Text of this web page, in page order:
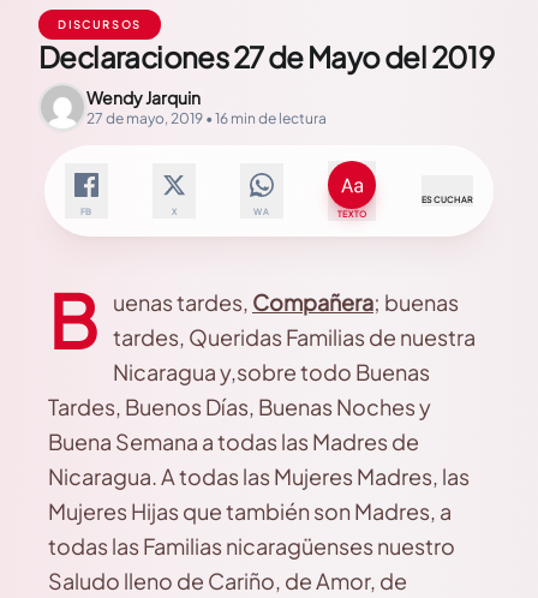
DISCURSOS
Declaraciones 27 de Mayo del 2019
Wendy Jarquin
27 de mayo, 2019 • 16 min de lectura
FB X WA TEXTO
ESCUCHAR
B uenas tardes, Compañera; buenas
tardes, Queridas Familias de nuestra
Nicaragua y,sobre todo Buenas
Tardes, Buenos Días, Buenas Noches y
Buena Semana a todas las Madres de
Nicaragua. A todas las Mujeres Madres, las
Mujeres Hijas que también son Madres, a
todas las Familias nicaragüenses nuestro
Saludo lleno de Cariño, de Amor, de